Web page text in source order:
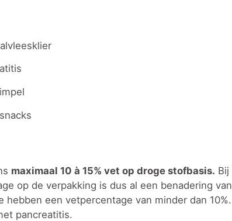
maximaal 10 à 15% vet op droge stofbasis. Bij
op de verpakking is dus al een benadering van
een vetpercentage van minder dan 10%.
pancreatitis.